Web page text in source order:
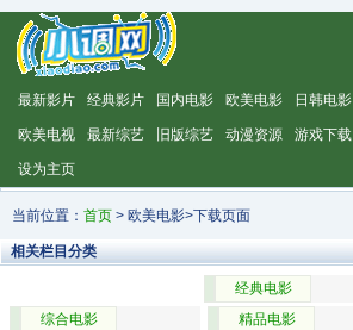
最新影片 经典影片 国内电影 欧美电影 日韩电影
欧美电视 最新综艺 旧版综艺 动漫资源 游戏下载
设为主页
当前位置： 首页 > 欧美电影>下载页面
相关栏目分类
经典电影
综合电影
精品电影